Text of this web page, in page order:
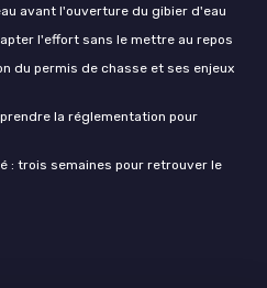
avant l'ouverture du gibier d'eau
l'effort sans le mettre au repos
du permis de chasse et ses enjeux
la réglementation pour
: trois semaines pour retrouver le